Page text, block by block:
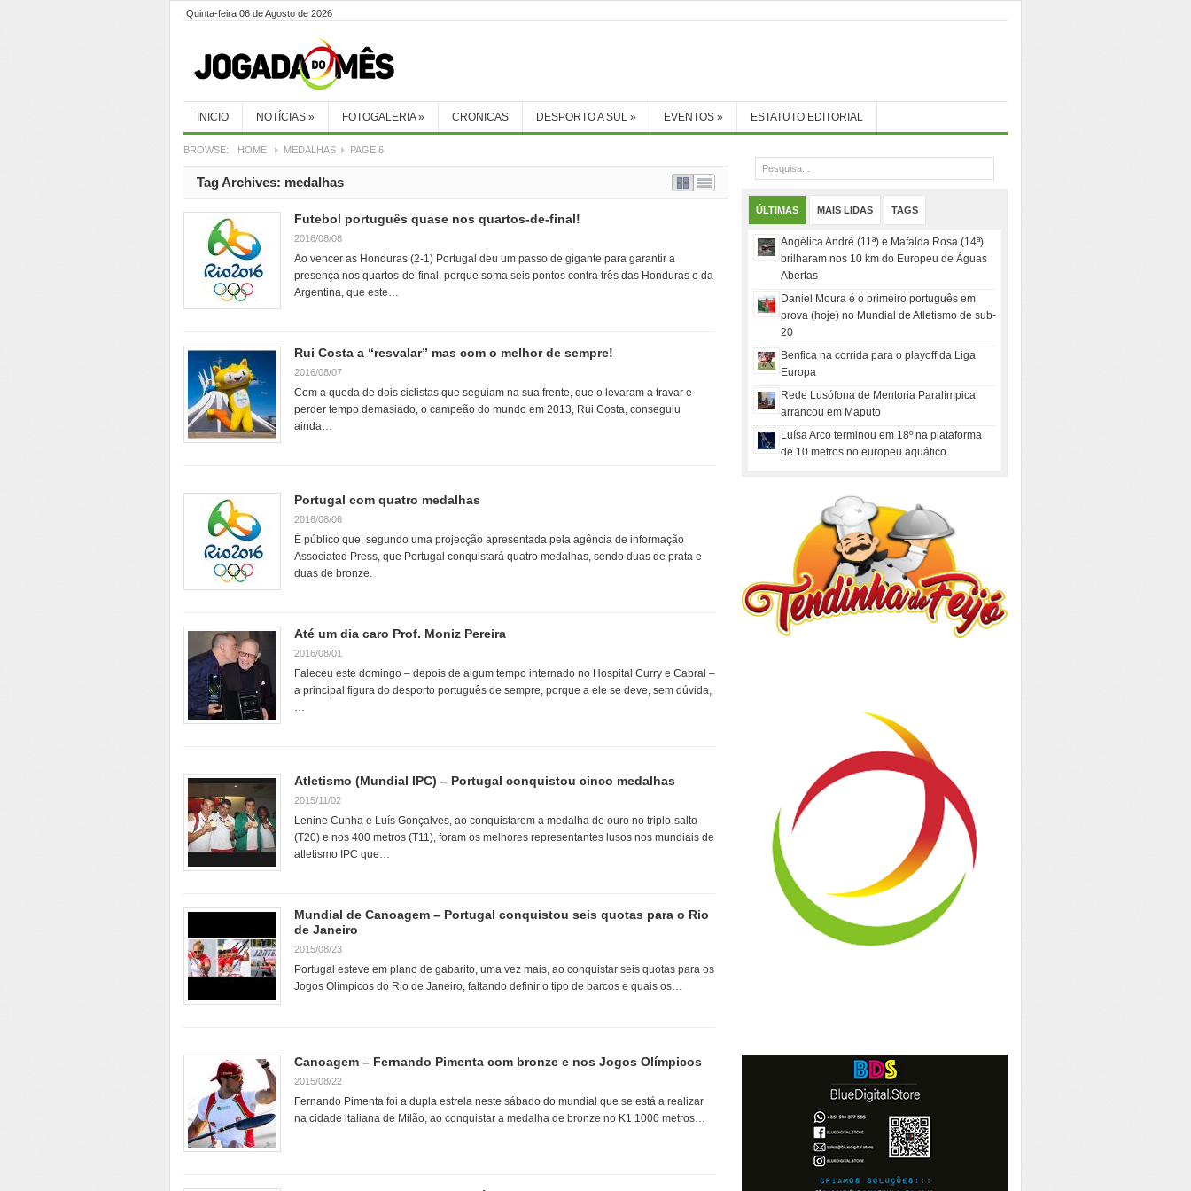
Quinta-feira 06 de Agosto de 2026
INICIO NOTÍCIAS » FOTOGALERIA» CRONICAS DESPORTO A SUL » EVENTOS » ESTATUTO EDITORIAL
BROWSE: HOME MEDALHAS PAGE 6
Tag Archives: medalhas
Futebol português quase nos quartos-de-final!
2016/08/08
Ao vencer as Honduras (2-1) Portugal deu um passo de gigante para garantir a
presença nos quartos-de-final, porque soma seis pontos contra três das Honduras e da
Argentina, que este…
Rui Costa a “resvalar” mas com o melhor de sempre!
2016/08/07
Com a queda de dois ciclistas que seguiam na sua frente, que o levaram a travar e
perder tempo demasiado, o campeão do mundo em 2013, Rui Costa, conseguiu
ainda…
Portugal com quatro medalhas
2016/08/06
É público que, segundo uma projecção apresentada pela agência de informação
Associated Press, que Portugal conquistará quatro medalhas, sendo duas de prata e
duas de bronze.
Até um dia caro Prof. Moniz Pereira
2016/08/01
Faleceu este domingo – depois de algum tempo internado no Hospital Curry e Cabral –
a principal figura do desporto português de sempre, porque a ele se deve, sem dúvida,
…
Atletismo (Mundial IPC) – Portugal conquistou cinco medalhas
2015/11/02
Lenine Cunha e Luís Gonçalves, ao conquistarem a medalha de ouro no triplo-salto
(T20) e nos 400 metros (T11), foram os melhores representantes lusos nos mundiais de
atletismo IPC que…
Mundial de Canoagem – Portugal conquistou seis quotas para o Rio
de Janeiro
2015/08/23
Portugal esteve em plano de gabarito, uma vez mais, ao conquistar seis quotas para os
Jogos Olímpicos do Rio de Janeiro, faltando definir o tipo de barcos e quais os…
Canoagem – Fernando Pimenta com bronze e nos Jogos Olímpicos
2015/08/22
Fernando Pimenta foi a dupla estrela neste sábado do mundial que se está a realizar
na cidade italiana de Milão, ao conquistar a medalha de bronze no K1 1000 metros…
ÚLTIMAS MAIS LIDAS TAGS
Angélica André (11ª) e Mafalda Rosa (14ª)
brilharam nos 10 km do Europeu de Águas
Abertas
Daniel Moura é o primeiro português em
prova (hoje) no Mundial de Atletismo de sub-
20
Benfica na corrida para o playoff da Liga
Europa
Rede Lusófona de Mentoria Paralímpica
arrancou em Maputo
Luísa Arco terminou em 18º na plataforma
de 10 metros no europeu aquático